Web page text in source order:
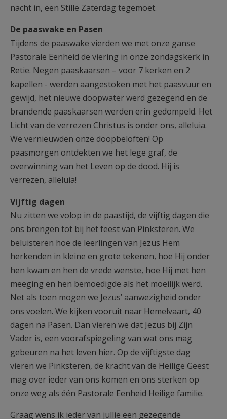
nacht in, een Stille Zaterdag tegemoet.
De paaswake en Pasen
Tijdens de paaswake vierden we met onze ganse
Pastorale Eenheid de viering in onze zondagskerk in
Retie. Negen paaskaarsen – voor 7 kerken en 2
kapellen - werden aangestoken met het paasvuur en
gewijd, het nieuwe doopwater werd gezegend en de
brandende paaskaarsen werden erin gedompeld. Het
Licht van de verrezen Christus is onder ons, alleluia.
We vernieuwden onze doopbeloften! Op
paasmorgen ontdekten we het lege graf, de
overwinning van het Leven op de dood. Hij is
verrezen, alleluia!
Vijftig dagen
Nu zitten we volop in de paastijd, de vijftig dagen die
ons brengen tot bij het feest van Pinksteren. We
beluisteren hoe de leerlingen van Jezus Hem
herkenden in kleine en grote tekenen, hoe Hij onder
hen kwam en hen de vrede wenste, hoe Hij met hen
meeging en hen bemoedigde als het moeilijk werd.
Net als toen mogen we Jezus’ aanwezigheid onder
ons voelen. We kijken vooruit naar Hemelvaart, 40
dagen na Pasen. Dan vieren we dat Jezus bij Zijn
Vader is, een voorafspiegeling van wat ons mag
gebeuren na het leven hier. Op de vijftigste dag
vieren we Pinksteren, de kracht van de Heilige Geest
mag over ieder van ons komen en ons sterken op
onze weg als één Pastorale Eenheid Heilige familie.
Graag wens ik ieder van jullie een gezegende